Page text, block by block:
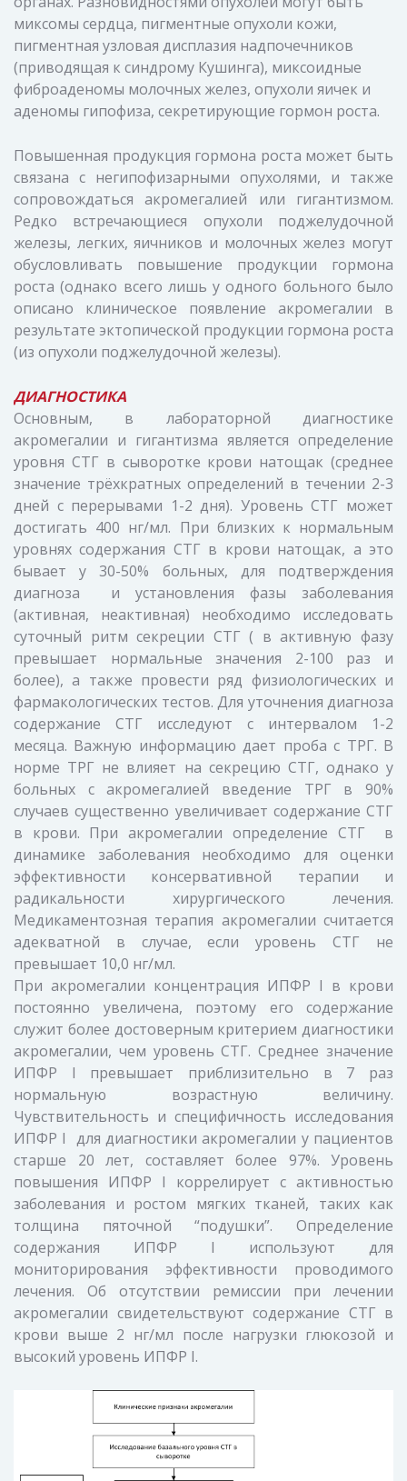
миксомы сердца, пигментные опухоли кожи,
пигментная узловая дисплазия надпочечников
(приводящая к синдрому Кушинга), миксоидные
фиброаденомы молочных желез, опухоли яичек и
аденомы гипофиза, секретирующие гормон роста.
Повышенная продукция гормона роста может быть
связана с негипофизарными опухолями, и также
сопровождаться акромегалией или гигантизмом.
Редко встречающиеся опухоли поджелудочной
железы, легких, яичников и молочных желез могут
обусловливать повышение продукции гормона
роста (однако всего лишь у одного больного было
описано клиническое появление акромегалии в
результате эктопической продукции гормона роста
(из опухоли поджелудочной железы).
ДИАГНОСТИКА
Основным, в лабораторной диагностике
акромегалии и гигантизма является определение
уровня СТГ в сыворотке крови натощак (среднее
значение трёхкратных определений в течении 2-3
дней с перерывами 1-2 дня). Уровень СТГ может
достигать 400 нг/мл. При близких к нормальным
уровнях содержания СТГ в крови натощак, а это
бывает у 30-50% больных, для подтверждения
диагноза и установления фазы заболевания
(активная, неактивная) необходимо исследовать
суточный ритм секреции СТГ ( в активную фазу
превышает нормальные значения 2-100 раз и
более), а также провести ряд физиологических и
фармакологических тестов. Для уточнения диагноза
содержание СТГ исследуют с интервалом 1-2
месяца. Важную информацию дает проба с ТРГ. В
норме ТРГ не влияет на секрецию СТГ, однако у
больных с акромегалией введение ТРГ в 90%
случаев существенно увеличивает содержание СТГ
в крови. При акромегалии определение СТГ в
динамике заболевания необходимо для оценки
эффективности консервативной терапии и
радикальности хирургического лечения.
Медикаментозная терапия акромегалии считается
адекватной в случае, если уровень СТГ не
превышает 10,0 нг/мл.
При акромегалии концентрация ИПФР I в крови
постоянно увеличена, поэтому его содержание
служит более достоверным критерием диагностики
акромегалии, чем уровень СТГ. Среднее значение
ИПФР I превышает приблизительно в 7 раз
нормальную возрастную величину.
Чувствительность и специфичность исследования
ИПФР I для диагностики акромегалии у пациентов
старше 20 лет, составляет более 97%. Уровень
повышения ИПФР I коррелирует с активностью
заболевания и ростом мягких тканей, таких как
толщина пяточной “подушки”. Определение
содержания ИПФР I используют для
мониторирования эффективности проводимого
лечения. Об отсутствии ремиссии при лечении
акромегалии свидетельствуют содержание СТГ в
крови выше 2 нг/мл после нагрузки глюкозой и
высокий уровень ИПФР I.